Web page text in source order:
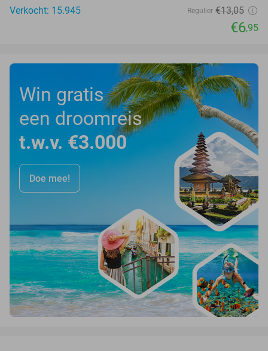
Verkocht: 15.945
Regulier €13,05
€6,95
Win gratis
een droomreis
t.w.v. €3.000
Doe mee!